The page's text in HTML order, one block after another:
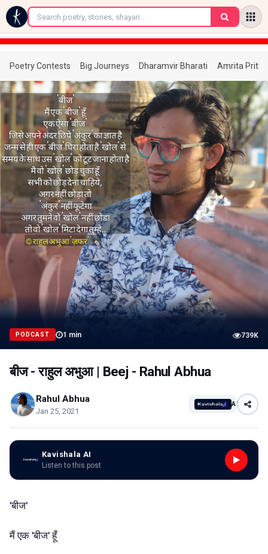
←
Poetry Contests Big Journeys Dharamvir Bharati Amrita
PODCAST 1 min 739K
बीज - राहुल अभुआ | Beej - Rahul Abhua
Rahul Abhua
Jan 25, 2021
AI
Kavishala AI
Listen to this post
'बीज'
मैं एक 'बीज' हूँ